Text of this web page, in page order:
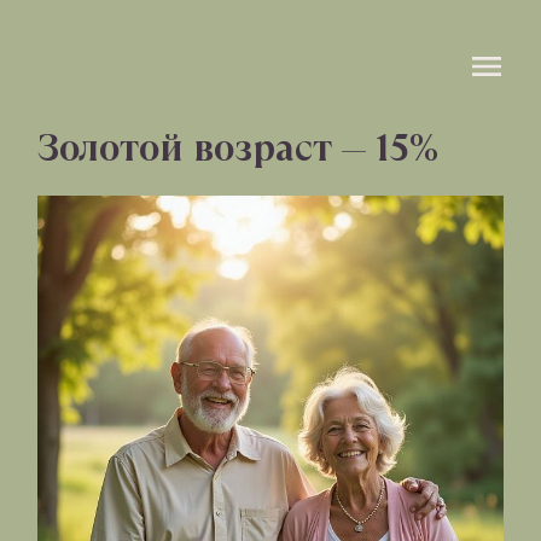
Золотой возраст — 15%